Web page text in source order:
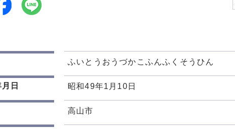
ふいとうおうづかこふんふくそうひん
日 昭和49年1月10日
高山市